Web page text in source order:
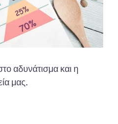
αδυνάτισμα και η
μας.